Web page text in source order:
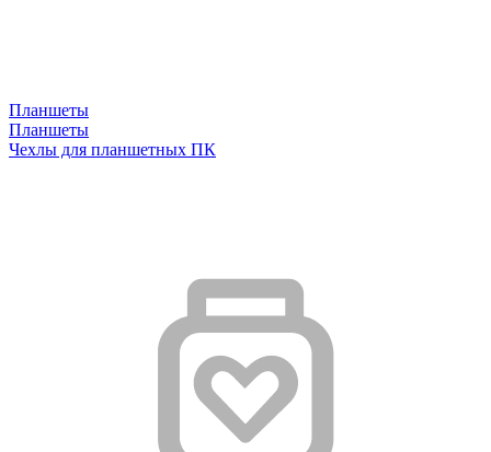
Планшеты
Планшеты
Чехлы для планшетных ПК